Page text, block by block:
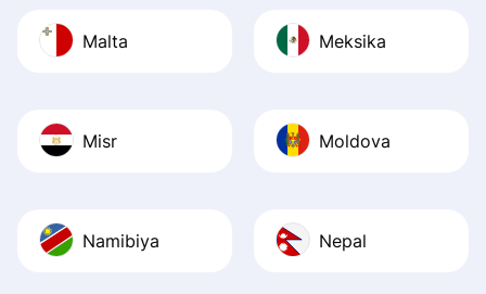
Malta Meksika
Misr Moldova
Namibiya Nepal